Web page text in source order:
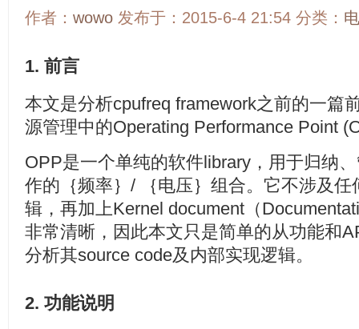
作者： wowo 发布于：2015-6-4 21:54 分类：
1. 前言
本文是分析cpufreq framework之前的一篇
源管理中的Operating Performance Point
OPP是一个单纯的软件library，用于归纳
作的｛频率｝/ ｛电压｝组合。它不涉及
辑，再加上Kernel document（
非常清晰，因此本文只是简单的从功能和
分析其source code及内部实现逻辑。
2. 功能说明